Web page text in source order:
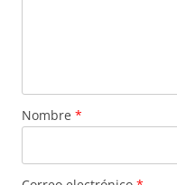
Nombre *